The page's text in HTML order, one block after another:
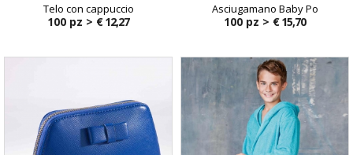
Telo con cappuccio
100 pz > € 12,27
Asciugamano Baby Po
100 pz > € 15,70